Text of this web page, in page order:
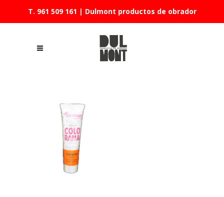
T. 961 509 161 | Dulmont productos de obrador